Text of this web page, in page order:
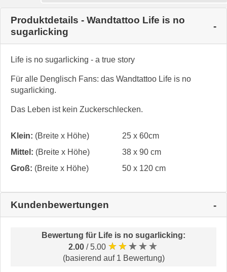
Produktdetails - Wandtattoo Life is no
sugarlicking
Life is no sugarlicking - a true story
Für alle Denglisch Fans: das Wandtattoo Life is no
sugarlicking.
Das Leben ist kein Zuckerschlecken.
Klein: (Breite x Höhe)
25 x 60cm
Mittel: (Breite x Höhe)
38 x 90 cm
Groß: (Breite x Höhe) 50 x 120 cm
Kundenbewertungen
Bewertung für Life is no sugarlicking:
2.00 / 5.00 ★★★★★
(basierend auf 1 Bewertung)